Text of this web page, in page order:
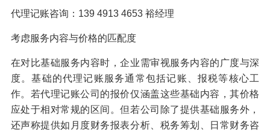
代理记账咨询：139 4913 4653 裕经理
考虑服务内容与价格的匹配度
在对比基础服务内容时，企业需审视服务内容的广度与深
度。基础的代理记账服务通常包括记账、报税等核心工
作。若代理记账公司的报价仅涵盖这些基础内容，其价格
应处于相对常规的区间。但若公司除了提供基础服务外，
还声称提供如月度财务报表分析、税务筹划、日常财务咨